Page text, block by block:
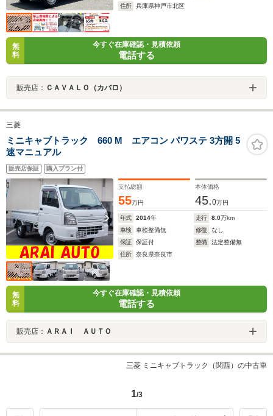
住所
兵庫県神戸市北区
無
料
今すぐ在庫確認・見積依頼
電話する
販売店： ＣＡＶＡＬＯ（カバロ）
三菱
ミニキャブトラック 660 M エアコン パワステ 3方開 5
速マニュアル
販売店保証 購入プラン付
支払総額
55万円
本体価格
45.0万円
年式 2014年 走行 8.0万km
車検
車検整備無 修復
なし
保証
保証付 整備
法定整備無
住所
奈良県奈良市
無
料
今すぐ在庫確認・見積依頼
電話する
販売店： ＡＲＡＩ ＡＵＴＯ
三菱 ミニキャブトラック（関西）の中古車
1/3